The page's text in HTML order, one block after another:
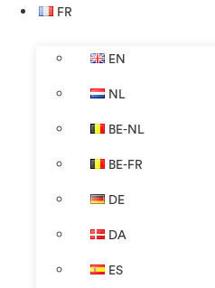
FR
EN
NL
BE-NL
BE-FR
DE
DA
ES